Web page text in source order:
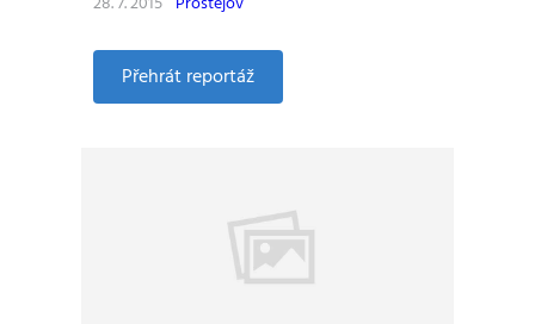
Přehrát reportáž:
PIK